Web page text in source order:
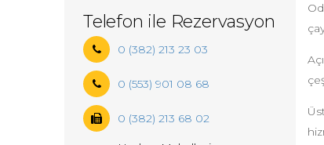
Telefon ile Rezervasyon
0 (382) 213 23 03
0 (553) 901 08 68
0 (382) 213 68 02